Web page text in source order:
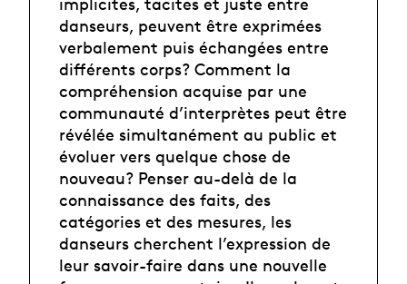
danseurs, peuvent être exprimées
verbalement puis échangées entre
différents corps? Comment la
compréhension acquise par une
communauté d’interprètes peut être
révélée simultanément au public et
évoluer vers quelque chose de
nouveau? Penser au-delà de la
connaissance des faits, des
catégories et des mesures, les
danseurs cherchent l’expression de
leur savoir-faire dans une nouvelle